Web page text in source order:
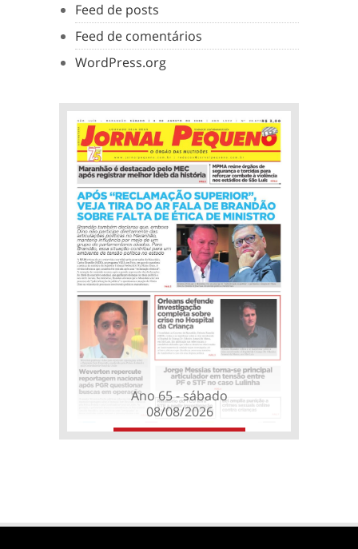
Feed de posts
Feed de comentários
WordPress.org
Ano 65 - sábado
08/08/2026